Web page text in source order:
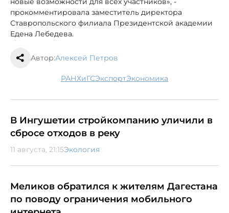
прокомментировала заместитель директора
Ставропольского филиала Президентской академии
Едена Лебедева.
Автор:Алексей Петров
РАНХиГС экспорт экономика
В Ингушетии стройкомпанию уличили в
сбросе отходов в реку
11 августа, 21:15Экология
Меликов обратился к жителям Дагестана
по поводу ограничения мобильного